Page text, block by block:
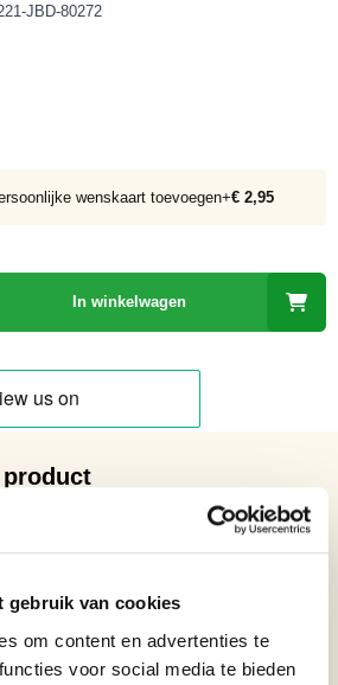
gebruik van cookies
om content en advertenties te
voor social media te bieden
JBD-80272
wenskaart toevoegen+€ 2,95
In winkelwagen
Beelden van 15 t/m 35 cm